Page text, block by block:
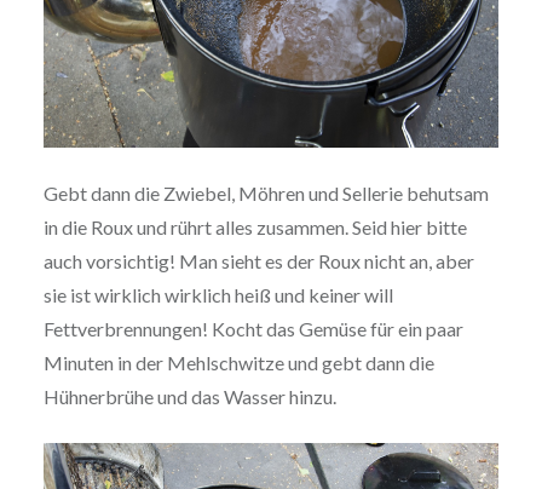
Gebt dann die Zwiebel, Möhren und Sellerie behutsam
in die Roux und rührt alles zusammen. Seid hier bitte
auch vorsichtig! Man sieht es der Roux nicht an, aber
sie ist wirklich wirklich heiß und keiner will
Fettverbrennungen! Kocht das Gemüse für ein paar
Minuten in der Mehlschwitze und gebt dann die
Hühnerbrühe und das Wasser hinzu.